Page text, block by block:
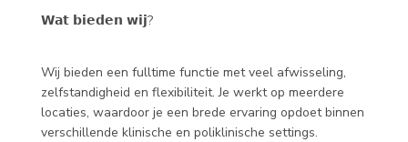
𝗪𝗮𝘁 𝗯𝗶𝗲𝗱𝗲𝗻 𝘄𝗶𝗷?
Wij bieden een fulltime functie met veel afwisseling,
zelfstandigheid en flexibiliteit. Je werkt op meerdere
locaties, waardoor je een brede ervaring opdoet binnen
verschillende klinische en poliklinische settings.